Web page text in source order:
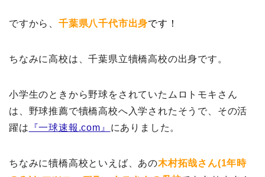
ですから、 千葉県八千代市出身です！
ちなみに高校は、千葉県立犢橋高校の出身です。
小学生のときから野球をされていたムロトモキさん
は、野球推薦で犢橋高校へ入学されたそうで、その活
躍は 『一球速報.com』 にありました。
ちなみに犢橋高校といえば、あの木村拓哉さん(1年時